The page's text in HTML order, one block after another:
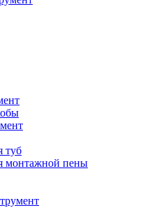
туб
монтажной пены